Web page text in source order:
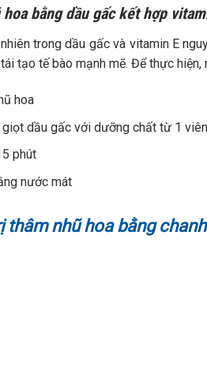
bằng dầu gấc kết hợp
trong dầu gấc và vitamin E
tạo tế bào mạnh mẽ. Để thực
hoa
dầu gấc với dưỡng chất từ 1
phút
nước mát
thâm nhũ hoa bằng